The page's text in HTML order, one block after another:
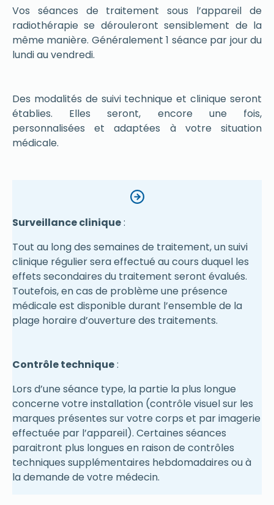
Vos séances de traitement sous l’appareil de
radiothérapie se dérouleront sensiblement de la
même manière. Généralement 1 séance par jour du
lundi au vendredi.
Des modalités de suivi technique et clinique seront
établies. Elles seront, encore une fois,
personnalisées et adaptées à votre situation
médicale.
Surveillance clinique:
Tout au long des semaines de traitement, un suivi
clinique régulier sera effectué au cours duquel les
effets secondaires du traitement seront évalués.
Toutefois, en cas de problème une présence
médicale est disponible durant l’ensemble de la
plage horaire d’ouverture des traitements.
Contrôle technique:
Lors d’une séance type, la partie la plus longue
concerne votre installation (contrôle visuel sur les
marques présentes sur votre corps et par imagerie
effectuée par l’appareil). Certaines séances
paraitront plus longues en raison de contrôles
techniques supplémentaires hebdomadaires ou à
la demande de votre médecin.